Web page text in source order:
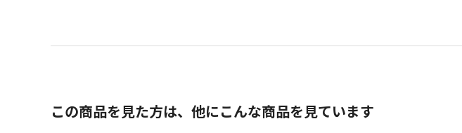
この商品を見た方は、他にこんな商品を見ています